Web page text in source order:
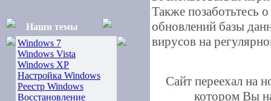
Наши темы
Windows 7
Windows Vista
Windows XP
Настройка Windows
Реестр Windows
Восстановление
Также позаботьтесь
обновлений базы
вирусов на
Сайт переехал на
котором Вы